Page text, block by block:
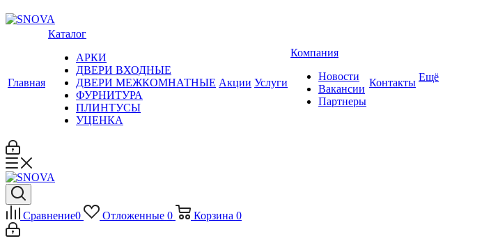
Главная
Каталог
АРКИ
ДВЕРИ ВХОДНЫЕ
ДВЕРИ МЕЖКОМНАТНЫЕ
ФУРНИТУРА
ПЛИНТУСЫ
УЦЕНКА
Акции Услуги
Компания
Новости
Вакансии
Партнеры
Контакты Ещё
Сравнение0 Отложенные 0 Корзина 0